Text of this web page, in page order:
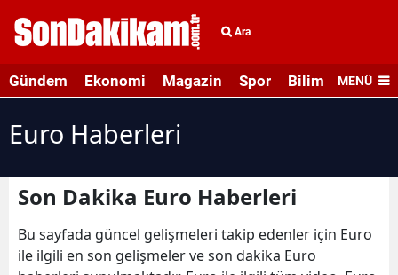
Ara
Gündem Ekonomi Magazin Spor Bilim veMENÜ
Euro Haberleri
Son Dakika Euro Haberleri
Bu sayfada güncel gelişmeleri takip edenler için Euro
ile ilgili en son gelişmeler ve son dakika Euro